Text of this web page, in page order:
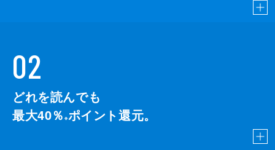
02
どれを読んでも
最大40％ ※ポイント還元。